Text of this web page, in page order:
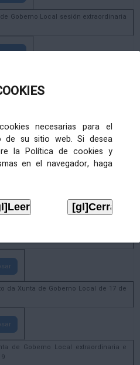
necesarias para el
de su sitio web. Si desea
la Política de cookies y
en el navegador, haga
de Goberno Local sesión extraordinaria
extraordinaria e urxente 21.6.2023
e urxente 01.08.2022
de Goberno Local do 30 de decembro
do Pleno ordinario de data 2.7.2020
da Xunta de Goberno Local de 17 de
de Goberno Local extraordinaria e